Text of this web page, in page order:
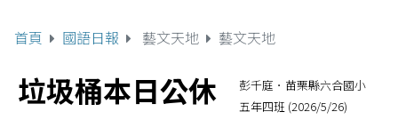
首頁 國語日報 藝文天地 藝文天地
垃圾桶本日公休
彭千庭．苗栗縣六合國小
五年四班 (2026/5/26)